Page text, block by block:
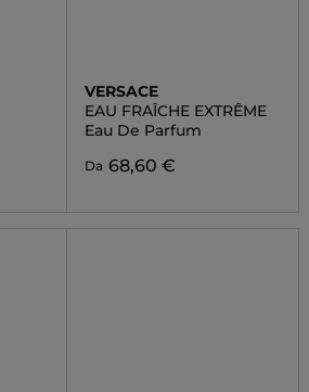
VERSACE
EAU FRAÎCHE EXTRÊME
Eau De Parfum
Da 68,60 €